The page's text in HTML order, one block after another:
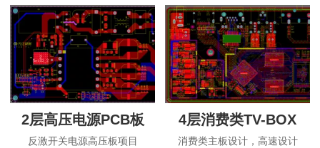
2层高压电源PCB板
反激开关电源高压板项目
4层消费类TV-BOX
消费类主板设计，高速设计